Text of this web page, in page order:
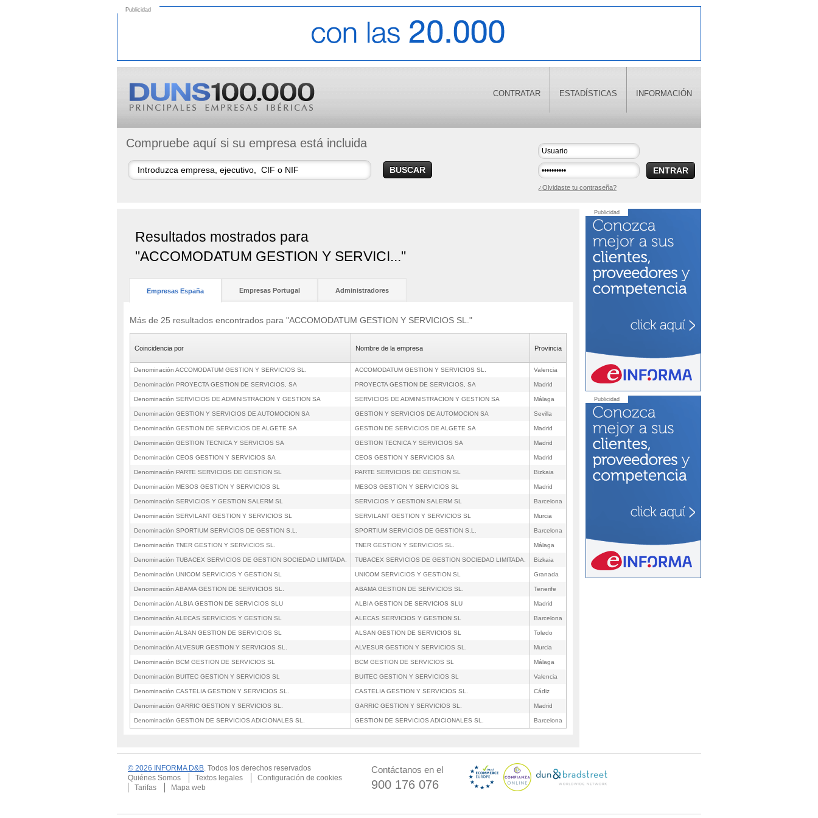
Publicidad
CONTRATAR ESTADÍSTICAS INFORMACIÓN
Compruebe aquí si su empresa está incluida
BUSCAR ENTRAR
¿Olvidaste tu contraseña?
Resultados mostrados para
"ACCOMODATUM GESTION Y SERVICI..."
Empresas España Empresas Portugal Administradores
Más de 25 resultados encontrados para "ACCOMODATUM GESTION Y SERVICIOS SL."
Coincidencia por Nombre de la empresa Provincia
Denominación ACCOMODATUM GESTION Y SERVICIOS SL. ACCOMODATUM GESTION Y SERVICIOS SL. Valencia
Denominación PROYECTA GESTION DE SERVICIOS, SA PROYECTA GESTION DE SERVICIOS, SA Madrid
Denominación SERVICIOS DE ADMINISTRACION Y GESTION SA SERVICIOS DE ADMINISTRACION Y GESTION SA Málaga
Denominación GESTION Y SERVICIOS DE AUTOMOCION SA GESTION Y SERVICIOS DE AUTOMOCION SA Sevilla
Denominación GESTION DE SERVICIOS DE ALGETE SA GESTION DE SERVICIOS DE ALGETE SA Madrid
Denominación GESTION TECNICA Y SERVICIOS SA GESTION TECNICA Y SERVICIOS SA Madrid
Denominación CEOS GESTION Y SERVICIOS SA CEOS GESTION Y SERVICIOS SA Madrid
Denominación PARTE SERVICIOS DE GESTION SL PARTE SERVICIOS DE GESTION SL Bizkaia
Denominación MESOS GESTION Y SERVICIOS SL MESOS GESTION Y SERVICIOS SL Madrid
Denominación SERVICIOS Y GESTION SALERM SL SERVICIOS Y GESTION SALERM SL Barcelona
Denominación SERVILANT GESTION Y SERVICIOS SL SERVILANT GESTION Y SERVICIOS SL Murcia
Denominación SPORTIUM SERVICIOS DE GESTION S.L. SPORTIUM SERVICIOS DE GESTION S.L. Barcelona
Denominación TNER GESTION Y SERVICIOS SL. TNER GESTION Y SERVICIOS SL. Málaga
Denominación TUBACEX SERVICIOS DE GESTION SOCIEDAD LIMITADA. TUBACEX SERVICIOS DE GESTION SOCIEDAD LIMITADA. Bizkaia
Denominación UNICOM SERVICIOS Y GESTION SL UNICOM SERVICIOS Y GESTION SL Granada
Denominación ABAMA GESTION DE SERVICIOS SL. ABAMA GESTION DE SERVICIOS SL. Tenerife
Denominación ALBIA GESTION DE SERVICIOS SLU ALBIA GESTION DE SERVICIOS SLU Madrid
Denominación ALECAS SERVICIOS Y GESTION SL ALECAS SERVICIOS Y GESTION SL Barcelona
Denominación ALSAN GESTION DE SERVICIOS SL ALSAN GESTION DE SERVICIOS SL Toledo
Denominación ALVESUR GESTION Y SERVICIOS SL. ALVESUR GESTION Y SERVICIOS SL. Murcia
Denominación BCM GESTION DE SERVICIOS SL BCM GESTION DE SERVICIOS SL Málaga
Denominación BUITEC GESTION Y SERVICIOS SL BUITEC GESTION Y SERVICIOS SL Valencia
Denominación CASTELIA GESTION Y SERVICIOS SL. CASTELIA GESTION Y SERVICIOS SL. Cádiz
Denominación GARRIC GESTION Y SERVICIOS SL. GARRIC GESTION Y SERVICIOS SL. Madrid
Denominación GESTION DE SERVICIOS ADICIONALES SL. GESTION DE SERVICIOS ADICIONALES SL. Barcelona
Publicidad
Publicidad
© 2026 INFORMA D&B. Todos los derechos reservados
Quiénes Somos
Textos legales
Configuración de cookies
Tarifas
Mapa web
Contáctanos en el
900 176 076